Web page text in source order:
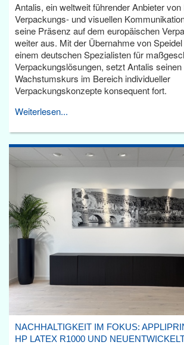
Antalis, ein weltweit führender Anbieter von
Verpackungs- und visuellen
seine Präsenz auf dem europäischen
weiter aus. Mit der Übernahme von
einem deutschen Spezialisten für
Verpackungslösungen, setzt Antalis
Wachstumskurs im Bereich individueller
Verpackungskonzepte konsequent fort.
Weiterlesen...
NACHHALTIGKEIT IM FOKUS:
HP LATEX R1000 UND